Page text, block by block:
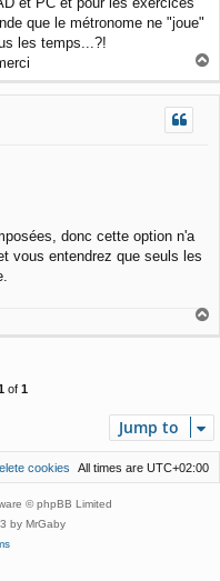
que le métronome ne "joue"
les temps...?!
o
p
donc cette option n'a
vous entendrez que seuls les
of 1
Jump to
All times are UTC+02:00
cookies
© phpBB Limited
by MrGaby